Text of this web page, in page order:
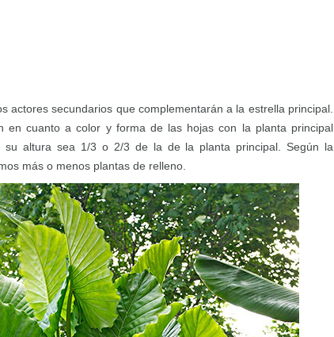
actores secundarios que complementarán a la estrella principal.
en cuanto a color y forma de las hojas con la planta principal
su altura sea 1/3 o 2/3 de la de la planta principal. Según la
más o menos plantas de relleno.